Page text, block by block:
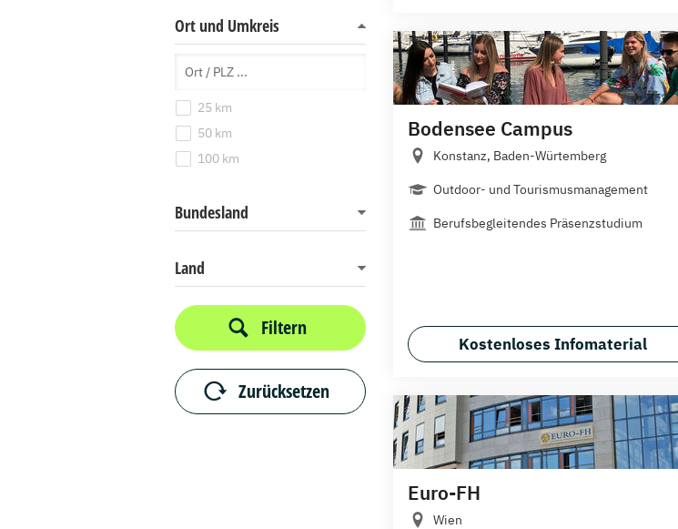
Ort und Umkreis
25 km
50 km
100 km
Bundesland
Land
Filtern
Zurücksetzen
Bodensee Campus
Konstanz, Baden-Würtemberg
Outdoor- und Tourismusmanagement
Berufsbegleitendes Präsenzstudium
Kostenloses Infomaterial
Euro-FH
Wien